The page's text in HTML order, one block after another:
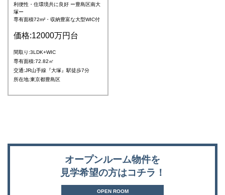
利便性・住環境共に良好 ー豊島区南大
塚ー
専有面積72m²・収納豊富な大型WIC付
価格:12000万円台
間取り:3LDK+WIC
専有面積:72.82㎡
交通:JR山手線『大塚』駅徒歩7分
所在地:東京都豊島区
オープンルーム物件を
見学希望の方はコチラ！
OPEN ROOM